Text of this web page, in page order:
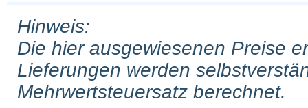
Hinweis:
Die hier ausgewiesenen Preise
Lieferungen werden
Mehrwertsteuersatz berechnet.